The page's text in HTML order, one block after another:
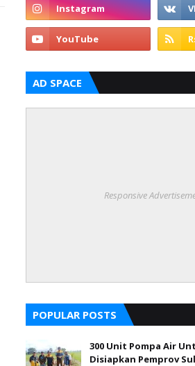
AD SPACE
Responsive
POPULAR POSTS
300 Unit Pompa Air
Disiapkan Pemprov